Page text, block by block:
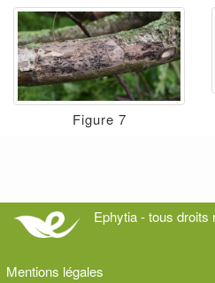
Figure 7
Ephytia - tous droits
Mentions légales